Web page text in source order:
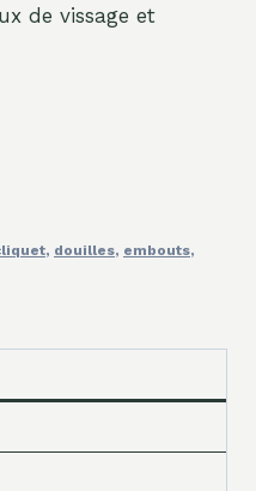
de vissage et
, douilles, embouts,